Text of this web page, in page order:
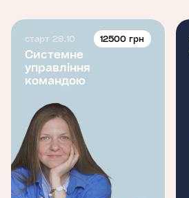
старт 29.10 12500 грн
Системне
управління
командою